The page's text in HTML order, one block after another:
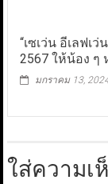
“เซเว่น อีเลฟเ
2567 ให้น้อง ๆ
มกราคม 13,
ใส่ความเ